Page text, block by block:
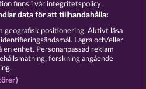
Avtryck
FAQ Partnerprogram
finns i vår integritetspolicy.
data för att tillhandahålla:
geografisk positionering. Aktivt läsa
Lagra och/eller
enhet. Personanpassad reklam
forskning angående